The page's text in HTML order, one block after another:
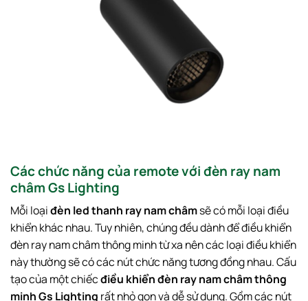
Các chức năng của remote với đèn ray nam
châm Gs Lighting
Mỗi loạiđèn led thanh ray nam châmsẽ có mỗi loại điều
khiển khác nhau. Tuy nhiên, chúng đều dành để điều khiển
đèn ray nam châm thông minh từ xa nên các loại điều khiển
này thường sẽ có các nút chức năng tương đồng nhau. Cấu
tạo của một chiếcđiều khiển đèn ray nam châm thông
minh Gs Lighting rất nhỏ gọn và dễ sử dụng. Gồm các nút